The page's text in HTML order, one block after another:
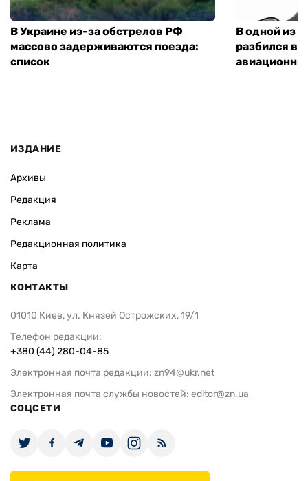
В Украине из-за обстрелов РФ
массово задерживаются поезда:
список
В одной из
разбился
ИЗДАНИЕ
Архивы
Редакция
Реклама
Редакционная политика
Карта
КОНТАКТЫ
01010 Киев, ул. Князей Острожских, 19/1
Телефон редакции:
+380 (44) 280-04-85
Электронная почта редакции: zn94@ukr.net
Электронная почта службы новостей: editor@zn.ua
СОЦСЕТИ